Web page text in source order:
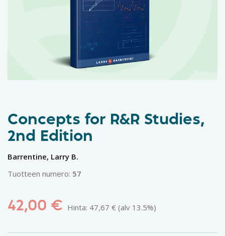
Concepts for R&R Studies,
2nd Edition
Barrentine, Larry B.
Tuotteen numero: 57
42,00 € Hinta: 47,67 € (alv 13.5%)